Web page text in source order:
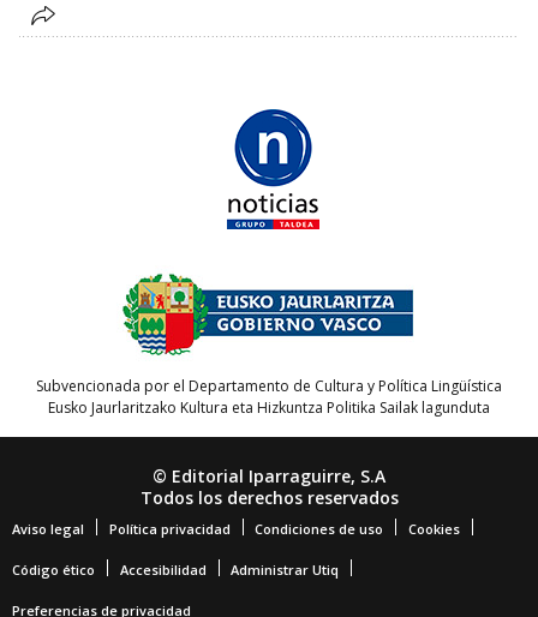
Subvencionada por el Departamento de Cultura y Política Lingüística
Eusko Jaurlaritzako Kultura eta Hizkuntza Politika Sailak lagunduta
© Editorial Iparraguirre, S.A
Todos los derechos reservados
Aviso legal Política privacidad Condiciones de uso Cookies
Código ético Accesibilidad Administrar Utiq
Preferencias de privacidad